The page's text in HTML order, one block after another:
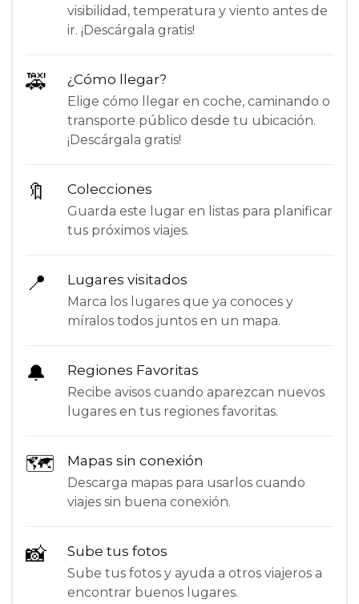
visibilidad, temperatura y viento antes de
ir. ¡Descárgala gratis!
🚕 ¿Cómo llegar?
Elige cómo llegar en coche, caminando o
transporte público desde tu ubicación.
¡Descárgala gratis!
🔖 Colecciones
Guarda este lugar en listas para planificar
tus próximos viajes.
📍 Lugares visitados
Marca los lugares que ya conoces y
míralos todos juntos en un mapa.
🔔 Regiones Favoritas
Recibe avisos cuando aparezcan nuevos
lugares en tus regiones favoritas.
🗺 Mapas sin conexión
Descarga mapas para usarlos cuando
viajes sin buena conexión.
📸 Sube tus fotos
Sube tus fotos y ayuda a otros viajeros a
encontrar buenos lugares.